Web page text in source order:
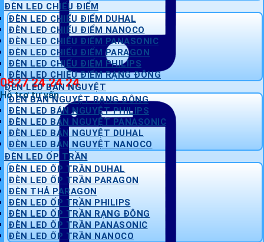
0827 24 24 24
Hỗ trợ tư vấn
ĐÈN LED CHIẾU ĐIỂM
ĐÈN LED CHIẾU ĐIỂM DUHAL
ĐÈN LED CHIẾU ĐIỂM NANOCO
ĐÈN LED CHIẾU ĐIỂM PANASONIC
ĐÈN LED CHIẾU ĐIỂM PARAGON
ĐÈN LED CHIẾU ĐIỂM PHILIPS
ĐÈN LED CHIẾU ĐIỂM RẠNG ĐÔNG
ĐÈN LED BÁN NGUYỆT
ĐÈN BÁN NGUYỆT RẠNG ĐÔNG
ĐÈN LED BÁN NGUYỆT PHILIPS
ĐÈN LED BÁN NGUYỆT PANASONIC
ĐÈN LED BÁN NGUYỆT DUHAL
ĐÈN LED BÁN NGUYỆT NANOCO
ĐÈN LED ỐP TRẦN
ĐÈN LED ỐP TRẦN DUHAL
ĐÈN LED ỐP TRẦN PARAGON
ĐÈN THẢ PARAGON
ĐÈN LED ỐP TRẦN PHILIPS
ĐÈN LED ỐP TRẦN RẠNG ĐÔNG
ĐÈN LED ỐP TRẦN PANASONIC
ĐÈN LED ỐP TRẦN NANOCO